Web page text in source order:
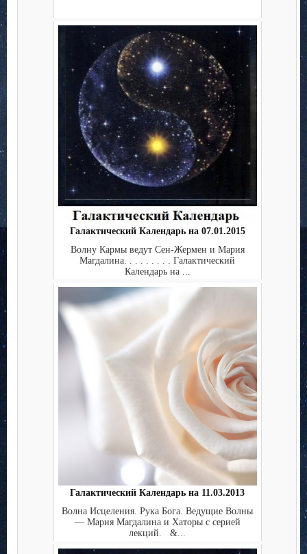
Галактический Календарь на 07.01.2015
Волну Кармы ведут Сен-Жермен и Мария
Магдалина. . . . . . . . . Галактический
Календарь на ...
Галактический Календарь на 11.03.2013
Волна Исцеления. Рука Бога. Ведущие Волны
— Мария Магдалина и Хаторы с серией
лекций. &...